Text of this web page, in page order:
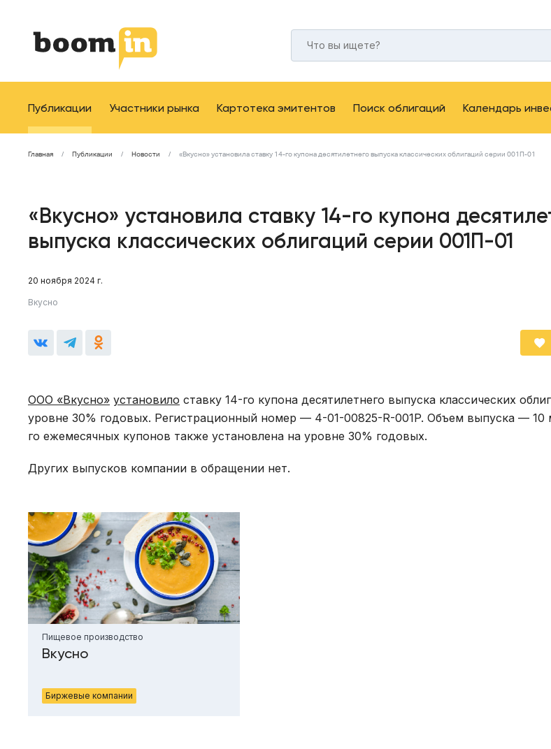
Публикации Участники рынка Картотека эмитентов Поиск облигаций Календарь
Главная Публикации Новости «Вкусно» установила ставку 14-го купона десятилетнего выпуска классических облигаций серии 001П-01
«Вкусно» установила ставку 14-го купона
выпуска классических облигаций серии 001П-01
20 ноября 2024 г.
Вкусно
ООО «Вкусно» установило ставку 14-го купона десятилетнего выпуска классических
уровне 30% годовых. Регистрационный номер — 4-01-00825-R-001P. Объем выпуска — 10
го ежемесячных купонов также установлена на уровне 30% годовых.
Других выпусков компании в обращении нет.
Пищевое производство
Вкусно
Биржевые компании